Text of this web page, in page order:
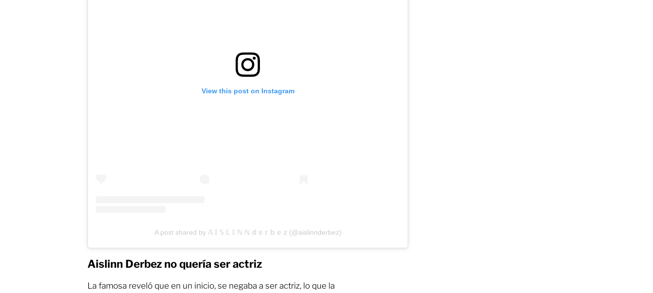
View this post on Instagram
A post shared by 𝔸 𝕀 𝕊 𝕃 𝕀 ℕ ℕ 𝕕 𝕖 𝕣 𝕓 𝕖 𝕫 (@aislinnderbez)
Aislinn Derbez no quería ser actriz
La famosa reveló que en un inicio, se negaba a ser actriz, lo que la